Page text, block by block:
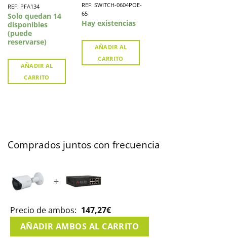
REF: PFA134
Solo quedan 14
disponibles
(puede
reservarse)
AÑADIR AL
CARRITO
REF: SWITCH-0604POE-
65
Hay existencias
AÑADIR AL
CARRITO
Comprados juntos con frecuencia
+
Precio de ambos: 147,27€
AÑADIR AMBOS AL CARRITO